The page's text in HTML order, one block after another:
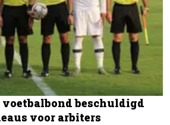
beschuldigd
voor arbiters